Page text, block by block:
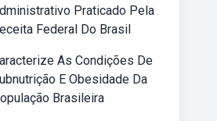
Praticado Pela
Federal Do Brasil
As Condições De
E Obesidade Da
Brasileira